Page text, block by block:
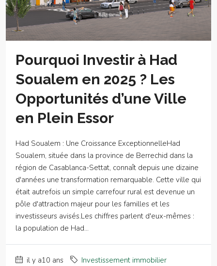
Pourquoi Investir à Had
Soualem en 2025 ? Les
Opportunités d’une Ville
en Plein Essor
Had Soualem : Une Croissance ExceptionnelleHad
Soualem, située dans la province de Berrechid dans la
région de Casablanca-Settat, connaît depuis une dizaine
d'années une transformation remarquable. Cette ville qui
était autrefois un simple carrefour rural est devenue un
pôle d'attraction majeur pour les familles et les
investisseurs avisés.Les chiffres parlent d'eux-mêmes :
la population de Had...
il y a10 ans Investissement immobilier